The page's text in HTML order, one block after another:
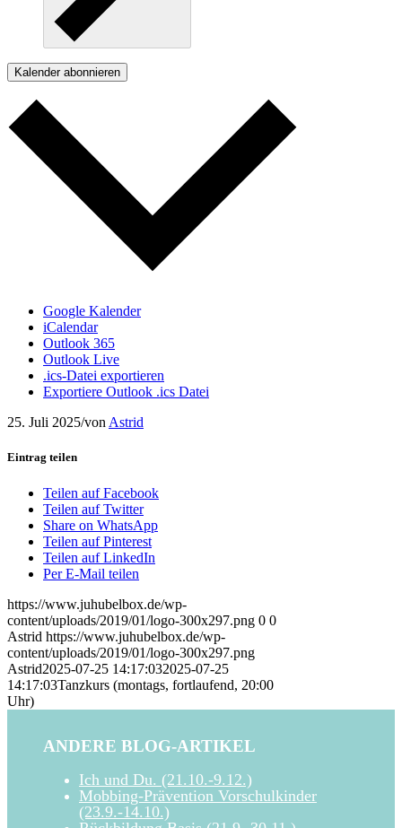
Kalender abonnieren
Google Kalender
iCalendar
Outlook 365
Outlook Live
.ics-Datei exportieren
Exportiere Outlook .ics Datei
25. Juli 2025/von Astrid
Eintrag teilen
Teilen auf Facebook
Teilen auf Twitter
Share on WhatsApp
Teilen auf Pinterest
Teilen auf LinkedIn
Per E-Mail teilen
https://www.juhubelbox.de/wp-
content/uploads/2019/01/logo-300x297.png 0 0
Astrid https://www.juhubelbox.de/wp-
content/uploads/2019/01/logo-300x297.png
Astrid2025-07-25 14:17:032025-07-25
14:17:03Tanzkurs (montags, fortlaufend, 20:00
Uhr)
ANDERE BLOG-ARTIKEL
Ich und Du. (21.10.-9.12.)
Mobbing-Prävention Vorschulkinder
(23.9.-14.10.)